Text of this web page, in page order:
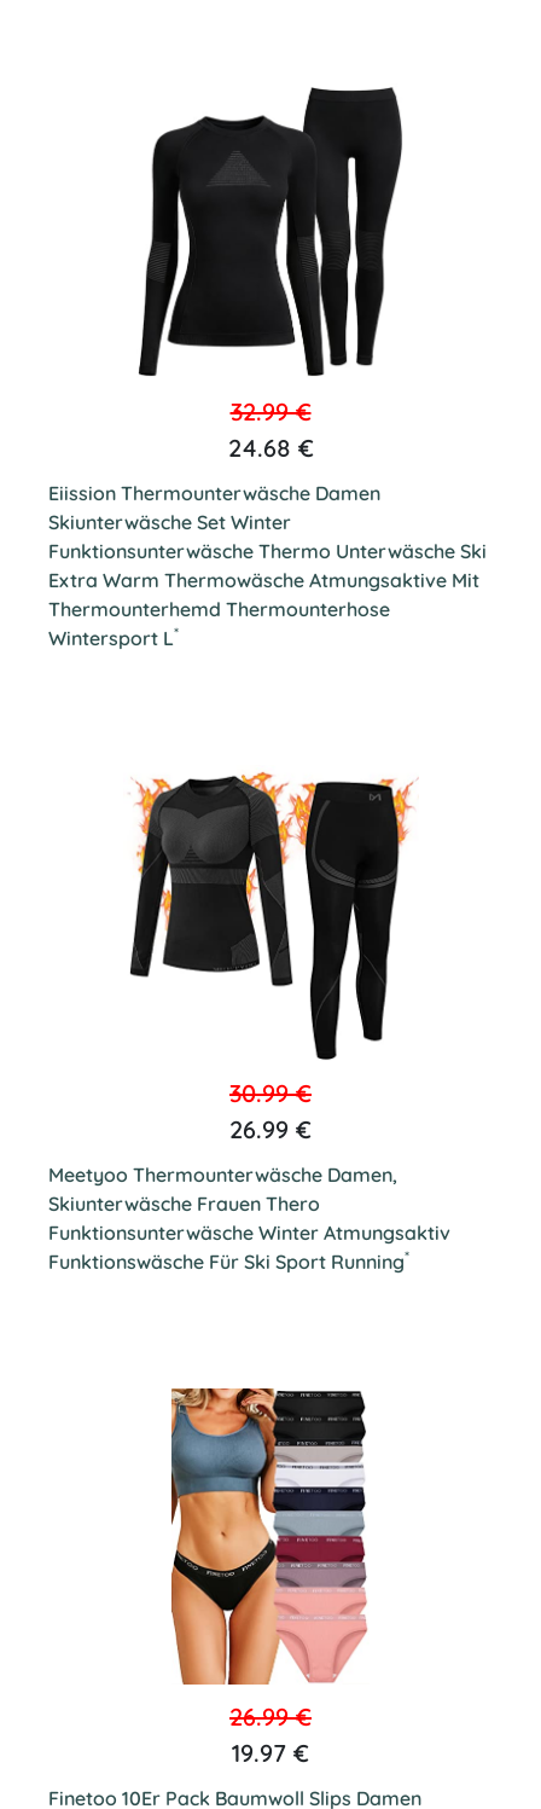
32.99 €
24.68 €
Eiission Thermounterwäsche Damen
Skiunterwäsche Set Winter
Funktionsunterwäsche Thermo Unterwäsche Ski
Extra Warm Thermowäsche Atmungsaktive Mit
Thermounterhemd Thermounterhose
Wintersport L*
30.99 €
26.99 €
Meetyoo Thermounterwäsche Damen,
Skiunterwäsche Frauen Thero
Funktionsunterwäsche Winter Atmungsaktiv
Funktionswäsche Für Ski Sport Running*
26.99 €
19.97 €
Finetoo 10Er Pack Baumwoll Slips Damen